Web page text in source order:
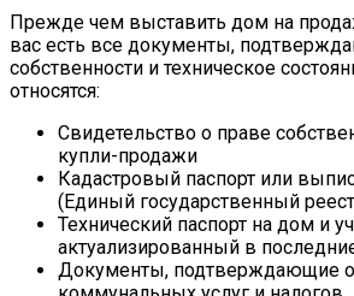
Прежде чем выставить дом на
вас есть все документы,
собственности и техническое
относятся:
Свидетельство о праве
купли-продажи
Кадастровый паспорт или
(Единый государственный
Технический паспорт на дом и
актуализированный в
Документы, подтверждающие